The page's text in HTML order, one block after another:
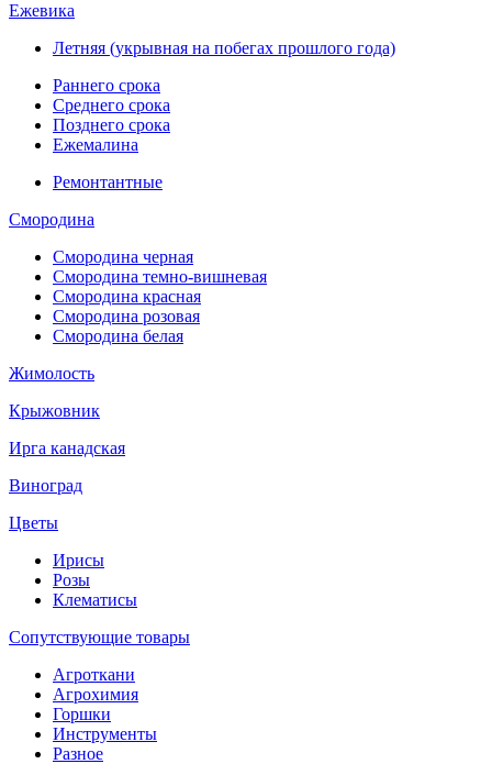
Ежевика
Летняя (укрывная на побегах прошлого года)
Раннего срока
Среднего срока
Позднего срока
Ежемалина
Ремонтантные
Смородина
Смородина черная
Смородина темно-вишневая
Смородина красная
Смородина розовая
Смородина белая
Жимолость
Крыжовник
Ирга канадская
Виноград
Цветы
Ирисы
Розы
Клематисы
Сопутствующие товары
Агроткани
Агрохимия
Горшки
Инструменты
Разное